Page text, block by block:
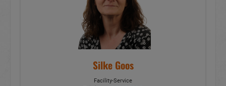
Silke Goos
Facility-Service